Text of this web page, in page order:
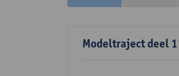
Modeltraject deel 1